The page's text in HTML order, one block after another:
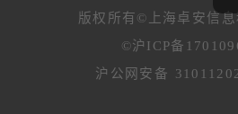
版权所有©上海卓安信
©沪ICP备
沪公网安备